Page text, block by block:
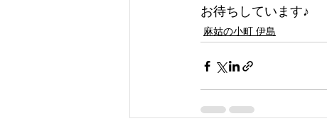
お待ちしています♪
麻姑の小町 伊島